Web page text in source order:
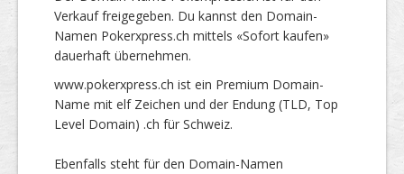
Verkauf freigegeben. Du kannst den Domain-
Namen Pokerxpress.ch mittels «Sofort kaufen»
dauerhaft übernehmen.
www.pokerxpress.ch ist ein Premium Domain-
Name mit elf Zeichen und der Endung (TLD, Top
Level Domain) .ch für Schweiz.
Ebenfalls steht für den Domain-Namen